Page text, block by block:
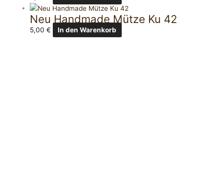
Neu Handmade Mütze Ku 42
5,00€ In den Warenkorb